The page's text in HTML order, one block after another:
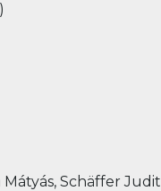
Mátyás, Schäffer Judit